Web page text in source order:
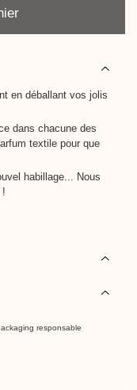
en déballant vos jolis
dans chacune des
textile pour que
habillage... Nous
!
responsable